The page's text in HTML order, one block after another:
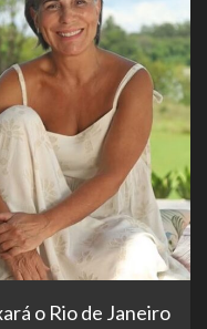
o Rio de Janeiro